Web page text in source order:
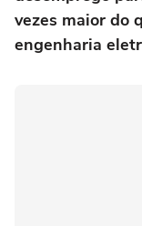
vezes maior do
engenharia